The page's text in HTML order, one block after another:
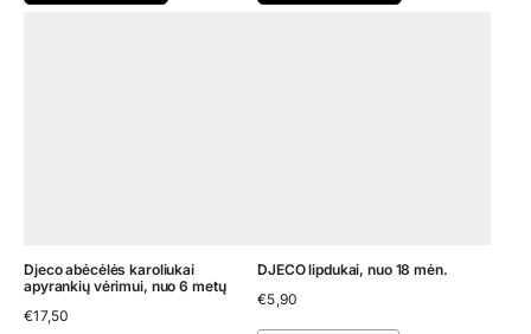
Djeco abėcėlės karoliukai
apyrankių vėrimui, nuo 6 metų
€17,50
DJECO lipdukai, nuo 18 mėn.
€5,90